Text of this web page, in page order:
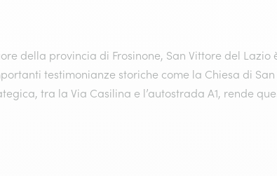
della provincia di Frosinone, San Vittore del
testimonianze storiche come la Chiesa di
tra la Via Casilina e l’autostrada A1, rende